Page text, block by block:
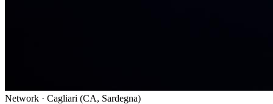
Network · Cagliari (CA, Sardegna)